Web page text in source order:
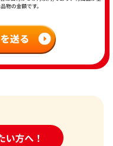
物の金額です。
い方へ！
せフォーム